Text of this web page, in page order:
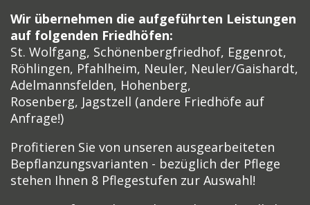
Wir übernehmen die aufgeführten Leistungen
auf folgenden Friedhöfen:
St. Wolfgang, Schönenbergfriedhof, Eggenrot,
Röhlingen, Pfahlheim, Neuler, Neuler/Gaishardt,
Adelmannsfelden, Hohenberg,
Rosenberg, Jagstzell (andere Friedhöfe auf
Anfrage!)
Profitieren Sie von unseren ausgearbeiteten
Bepflanzungsvarianten - bezüglich der Pflege
stehen Ihnen 8 Pflegestufen zur Auswahl!